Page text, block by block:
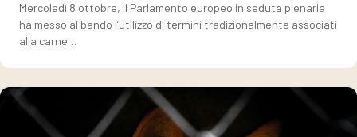
Mercoledì 8 ottobre, il Parlamento europeo in seduta plenaria
ha messo al bando l’utilizzo di termini tradizionalmente associati
alla carne…